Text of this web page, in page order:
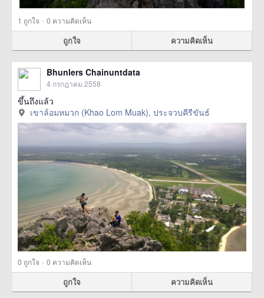
1 ถูกใจ · 0 ความคิดเห็น
ถูกใจ ความคิดเห็น
Bhunlers Chainuntdata
4 กรกฎาคม 2558
ขึ้นถึงแล้ว
เขาล้อมหมวก (Khao Lom Muak), ประจวบคีรีขันธ์
0 ถูกใจ · 0 ความคิดเห็น
ถูกใจ ความคิดเห็น